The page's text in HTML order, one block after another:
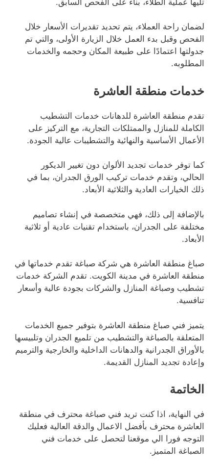
لضمان راحة العملاء، يتم تحديد تقديرات الأسعار خلال
الفحص وقبل بدء العمل خلال الزيارة الأولى، والتي تم
جدولتها اعتمادًا على طبيعة المكان وحجمه والخدمات
المطلوبه.
خدمات منطقة العاشرة
تقدم منطقة العاشرة للدهانات خدمات التشطيب
الكاملة للمنازل والممتلكات التجارية، مع التركيز على
الأعمال الأساسية والنهائية والتشطيبات عالية الجودة.
كما توفر خدمات تجديد الألوان دون تغيير الديكور
الحالي، وتقدم خدمات تركيب الورق الجدران، بما في
ذلك الخيارات العادية والثلاثية الأبعاد.
بالإضافة إلى ذلك، فهي متخصصة في إنشاء تصاميم
مختلفة على الجدران، باستخدام تقنيات عادية أو ثلاثية
الأبعاد.
صباغ منطقة العاشرة هي شركة صباغة تقدم خدماتها في
منطقة العاشرة في مدينة الكويت. تقدم الشركة خدمات
تشطيب وصباغة المنازل والشركات بجودة عالية وأسعار
تنافسية.
يتميز فني صباغ منطقة العاشرة بتوفير جميع الخدمات
المتعلقة بالصباغة والتشطيب من تلميع الجدران وتلبيسها
بالأوراق الجدرانية والدهانات الداخلية والخارجية والترميم
وإعادة تجديد المنازل القديمة.
الخاتمة
في النهاية، اذا كنت تريد فني صباغة محترف في منطقة
العاشرة محترف بأفضل الاعمال والدقة العالية فعليك
التوجه فورا الي موقعنا لتحصل على خدمات فني
الصباغة المتميز.